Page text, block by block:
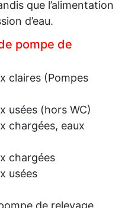
que l’alimentation
d’eau.
pompe de
claires (Pompes
usées (hors WC)
chargées, eaux
chargées
usées
de relevage